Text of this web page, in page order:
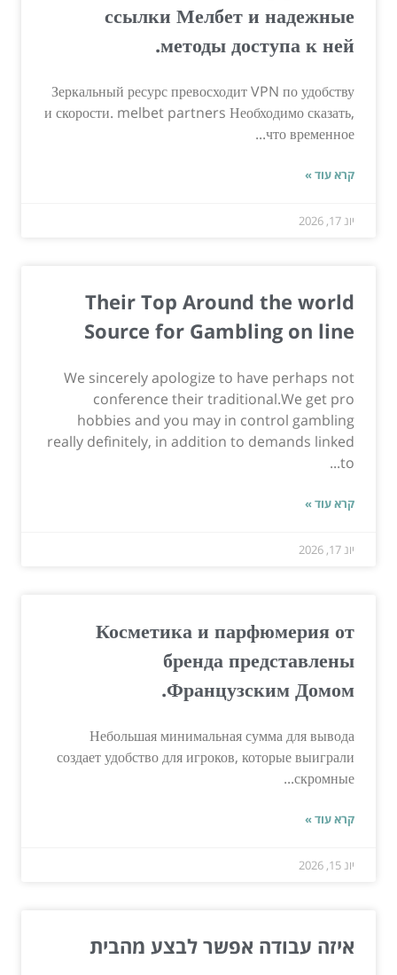
ссылки Мелбет и надежные
методы доступа к ней.
Зеркальный ресурс превосходит VPN по удобству
и скорости. melbet partners Необходимо сказать,
что временное...
קרא עוד »
יונ 17, 2026
Their Top Around the world
Source for Gambling on line
We sincerely apologize to have perhaps not
conference their traditional.We get pro
hobbies and you may in control gambling
really definitely, in addition to demands linked
to...
קרא עוד »
יונ 17, 2026
Косметика и парфюмерия от
бренда представлены
Французским Домом.
Небольшая минимальная сумма для вывода
создает удобство для игроков, которые выиграли
скромные...
קרא עוד »
יונ 15, 2026
איזה עבודה אפשר לבצע מהבית